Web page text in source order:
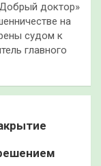
доктор»
на
судом к
главного